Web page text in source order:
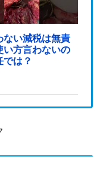
ない減税は無責
方言わないの
では？